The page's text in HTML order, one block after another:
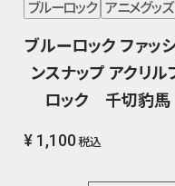
ブルーロック アニメグッズ
ブルーロック ファッ
ンスナップ アクリル
ロック 千切豹馬
¥ 1,100 税込